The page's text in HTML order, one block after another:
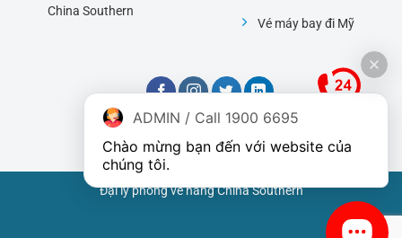
China Southern
Vé máy bay đi Mỹ
Đại lý phòng vé hãng China Southern
ADMIN / Call 1900 6695
Chào mừng bạn đến với website của
chúng tôi.